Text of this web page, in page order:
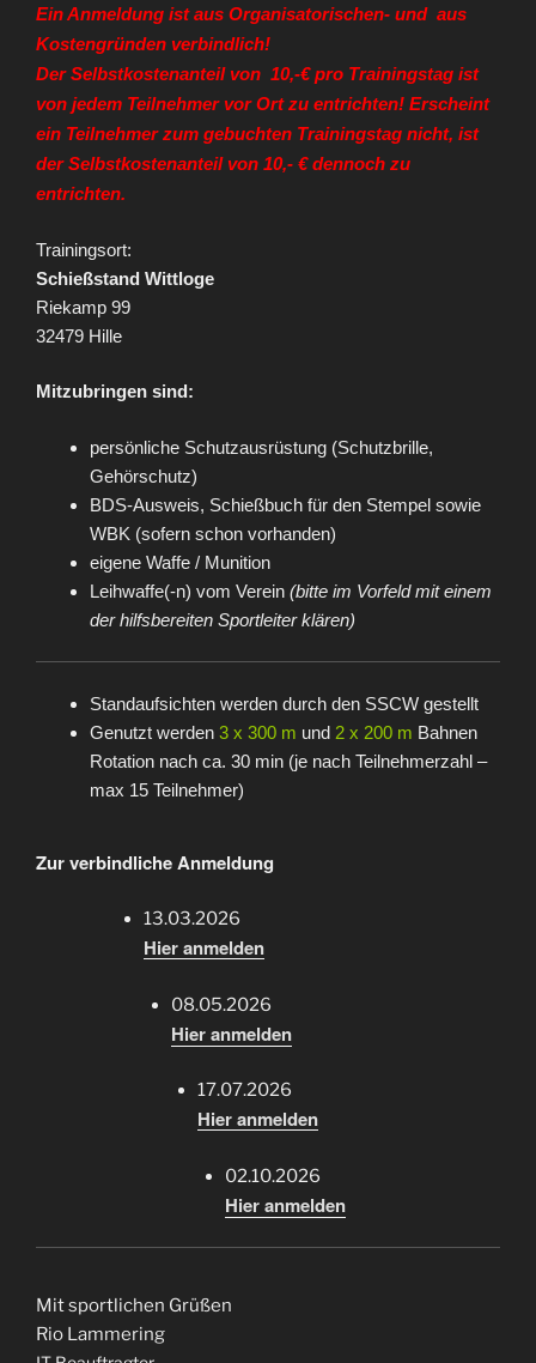
Ein Anmeldung ist aus Organisatorischen- und aus
Kostengründen verbindlich!
Der Selbstkostenanteil von 10,-€ pro Trainingstag ist
von jedem Teilnehmer vor Ort zu entrichten! Erscheint
ein Teilnehmer zum gebuchten Trainingstag nicht, ist
der Selbstkostenanteil von 10,- € dennoch zu
entrichten.
Trainingsort:
Schießstand Wittloge
Riekamp 99
32479 Hille
Mitzubringen sind:
persönliche Schutzausrüstung (Schutzbrille,
Gehörschutz)
BDS-Ausweis, Schießbuch für den Stempel sowie
WBK (sofern schon vorhanden)
eigene Waffe / Munition
Leihwaffe(-n) vom Verein (bitte im Vorfeld mit einem
der hilfsbereiten Sportleiter klären)
Standaufsichten werden durch den SSCW gestellt
Genutzt werden 3 x 300 m und 2 x 200 m Bahnen
Rotation nach ca. 30 min (je nach Teilnehmerzahl –
max 15 Teilnehmer)
Zur verbindliche Anmeldung
13.03.2026
Hier anmelden
08.05.2026
Hier anmelden
17.07.2026
Hier anmelden
02.10.2026
Hier anmelden
Mit sportlichen Grüßen
Rio Lammering